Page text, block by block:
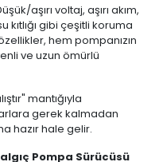
aşırı voltaj, aşırı akım,
kıtlığı gibi çeşitli koruma
hem pompanızın
ve uzun ömürlü
mantığıyla
gerek kalmadan
hazır hale gelir.
Pompa Sürücüsü